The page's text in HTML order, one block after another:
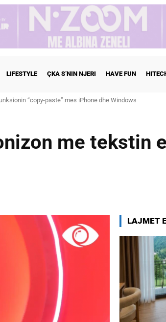
LIFESTYLE ÇKA S’NIN NJERI HAVE FUN
“copy-paste” mes iPhone dhe Windows
Georgina martohen këtë të shtunë, zbulohen detajet
me tekstin
LAJMET